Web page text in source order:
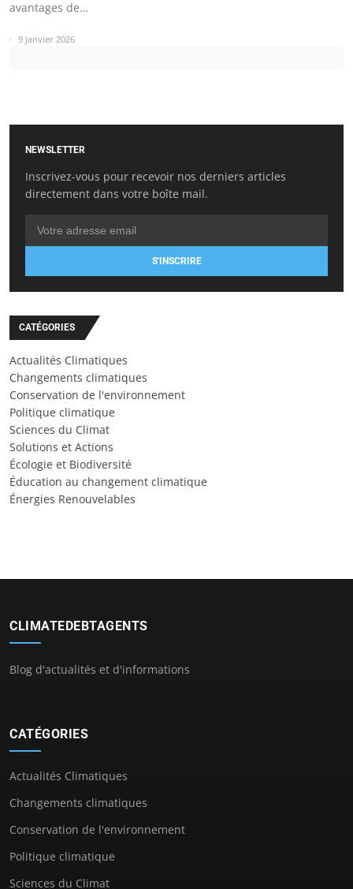
avantages de…
9 janvier 2026
NEWSLETTER
Inscrivez-vous pour recevoir nos derniers articles
directement dans votre boîte mail.
S'INSCRIRE
CATÉGORIES
Actualités Climatiques
Changements climatiques
Conservation de l'environnement
Politique climatique
Sciences du Climat
Solutions et Actions
Écologie et Biodiversité
Éducation au changement climatique
Énergies Renouvelables
CLIMATEDEBTAGENTS
Blog d'actualités et d'informations
CATÉGORIES
Actualités Climatiques
Changements climatiques
Conservation de l'environnement
Politique climatique
Sciences du Climat